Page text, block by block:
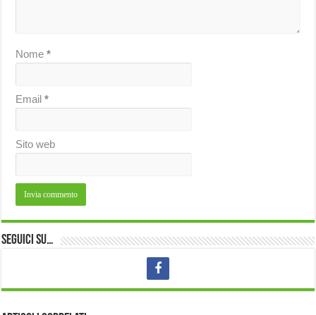
Nome*
Email*
Sito web
Seguici su…